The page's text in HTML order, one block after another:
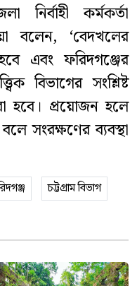
কর্মকর্তা
বলেন, ‘বেদখলের
এবং ফরিদগঞ্জের
বিভাগের সংশ্লিষ্ট
হবে। প্রয়োজন হলে
সংরক্ষণের ব্যবস্থা
চট্টগ্রাম বিভাগ